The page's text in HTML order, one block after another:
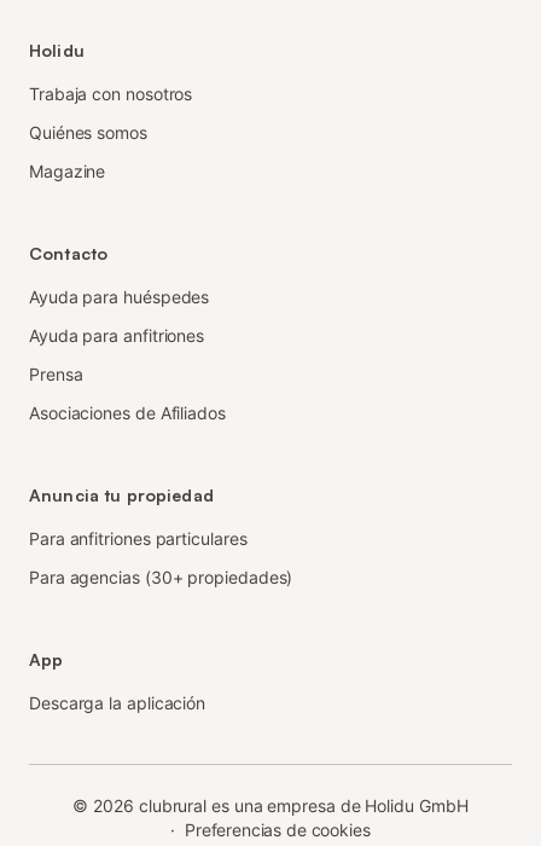
Holidu
Trabaja con nosotros
Quiénes somos
Magazine
Contacto
Ayuda para huéspedes
Ayuda para anfitriones
Prensa
Asociaciones de Afiliados
Anuncia tu propiedad
Para anfitriones particulares
Para agencias (30+ propiedades)
App
Descarga la aplicación
© 2026 clubrural es una empresa de Holidu GmbH
· Preferencias de cookies